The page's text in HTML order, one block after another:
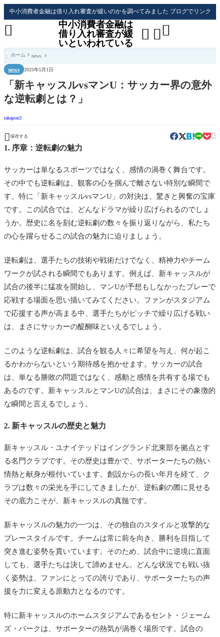
中小消費者金融は借り入れ審査が緩いのかを調べてみました ブログでリンク
中小消費者金融は
借り入れ審査が緩
いといわれている
 

 ホーム news
news 2025年5月1日
「新キャッスルvsマンU：サッカー界の意外
な逆転劇とは？」
takapon3
 保存する 
1. 序章：逆転劇の魅力
サッカーは単なるスポーツではなく、感情の渦巻く舞台です。
その中でも逆転劇は、観客の心を掴んで離さない特別な瞬間で
す。特に「新キャッスルvsマンU」の対決は、驚きと興奮の宝庫
です。この試合では、どんなドラマが繰り広げられるのでしょ
うか。歴史に名を刻む逆転劇の数々を振り返りながら、私たち
の心を躍らせるこの試合の魅力に迫りましょう。
逆転劇は、選手たちの技術や戦術だけでなく、精神力やチーム
ワークが試される瞬間でもあります。例えば、新キャッスルが
試合の後半に猛攻を開始し、マンUが予想もしなかったプレーで
応戦する場面を思い描いてみてください。ファンがスタジアム
で応援する声が高まる中、選手たちがピッチで繰り広げる戦い
は、まさにサッカーの醍醐味といえるでしょう。
このような逆転劇は、試合を観る人々に希望を与え、何が起こ
るかわからないという期待感を抱かせます。サッカーの試合
は、単なる勝敗の問題ではなく、感動と感情を共有する場でも
あるのです。新キャッスルとマンUの試合は、まさにその象徴的
な瞬間と言えるでしょう。
2. 新キャッスルの歴史と魅力
新キャッスル・ユナイテッドはイングランド北東部を拠点とす
る名門クラブです。その歴史は豊かで、サポーターたちの熱い
情熱と献身が根付いています。創設からの長い年月を経て、ク
ラブは数々の栄光を手にしてきましたが、逆転劇の際に見せる
その底力こそが、新キャッスルの真髄です。
新キャッスルの魅力の一つは、その独自のスタイルと攻撃的な
プレースタイルです。チームは常に前を向き、勝利を目指して
突き進む姿勢を貫いています。そのため、試合中に逆境に直面
しても、選手たちは決して諦めません。どんな状況でも戦い抜
く姿勢は、ファンにとっての誇りであり、サポーターたちの声
援を力に変える原動力となるのです。
特に新キャッスルのホームスタジアムであるセント・ジェーム
ズ・パークは、サポーターの熱気が渦巻く場所です。試合の